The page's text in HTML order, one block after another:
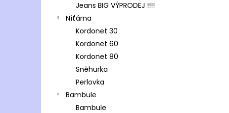
Jeans BIG VÝPRODEJ !!!!
Níťárna
Kordonet 30
Kordonet 60
Kordonet 80
Sněhurka
Perlovka
Bambule
Bambule